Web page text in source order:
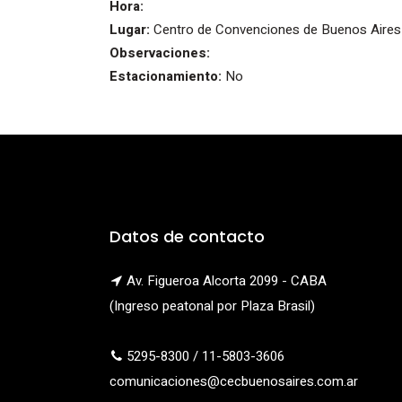
Hora:
Lugar: Centro de Convenciones de Buenos Aires
Observaciones:
Estacionamiento: No
Datos de contacto
Av. Figueroa Alcorta 2099 - CABA
(Ingreso peatonal por Plaza Brasil)
5295-8300 / 11-5803-3606
comunicaciones@cecbuenosaires.com.ar